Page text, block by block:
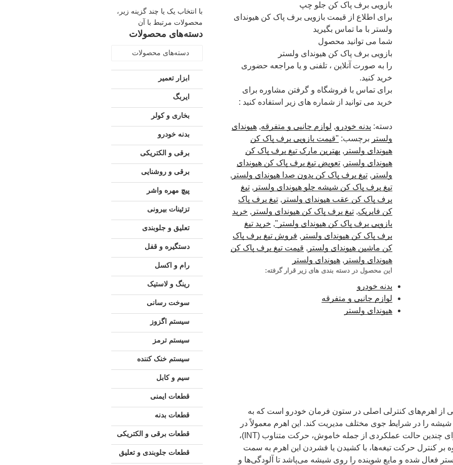
بازویی برف پاک کن جلو چپ
برای اطلاع از قیمت بازویی برف پاک کن هیوندای
ولستر با ما تماس بگیرید
شما می توانید محصول
بازویی برف پاک کن هیوندای ولستر
را به صورت آنلاین ، تلفنی و یا مراجعه حضوری
خرید کنید.
برای تماس با فروشگاه و گرفتن مشاوره برای
خرید می توانید از شماره های زیر استفاده کنید :
دسته: بدنه خودرو, لوازم جانبی و متفرقه, هیوندای
ولستر برچسب: "قیمت بازویی برف پاک کن
هیوندای ولستر , بهترین مارک تیغ برف پاک کن
هیوندای ولستر , تعویض تیغ برف پاک کن هیوندای
ولستر , تیغ برف پاک کن بدون صدا هیوندای ولستر ,
تیغ برف پاک کن شیشه جلو هیوندای ولستر , تیغ
برف پاک کن عقب هیوندای ولستر , تیغ برف پاک
کن فابریک, تیغ برف پاک کن هیوندای ولستر , خرید
بازویی برف پاک کن هیوندای ولستر", خرید تیغ
برف پاک کن هیوندای ولستر , فروش تیغ برف پاک
کن ماشین هیوندای ولستر , قیمت تیغ برف پاک کن
هیوندای ولستر , هیوندای ولستر
این محصول در دسته بندی های زیر قرار گرفته:
بدنه خودرو
لوازم جانبی و متفرقه
هیوندای ولستر
از اهرم‌های کنترلی اصلی در ستون فرمان خودرو است که به
را در شرایط جوی مختلف مدیریت کند. این اهرم معمولاً در
سمت راست فرمان قرار دارد و دارای چندین حالت عملکردی از جمله خاموش، حرکت متناوب (INT)،
کنترل حرکت تیغه‌ها، با کشیدن یا فشردن این اهرم به سمت
فعال شده و مایع شوینده را روی شیشه می‌پاشد تا آلودگی‌ها و
با انتخاب یک یا چند گزینه زیر،
محصولات مرتبط با آن
دسته‌های محصولات
دسته‌های محصولات
ابزار تعمیر
ایربگ
بخاری و کولر
بدنه خودرو
برقی و الکتریکی
برقی و روشنایی
پیچ مهره واشر
تزئینات بیرونی
تعلیق و جلوبندی
دستگیره و قفل
رام و اکسل
رینگ و لاستیک
سوخت رسانی
سیستم اگزوز
سیستم ترمز
سیستم خنک کننده
سیم و کابل
قطعات ایمنی
قطعات بدنه
قطعات برقی و الکتریکی
قطعات جلوبندی و تعلیق